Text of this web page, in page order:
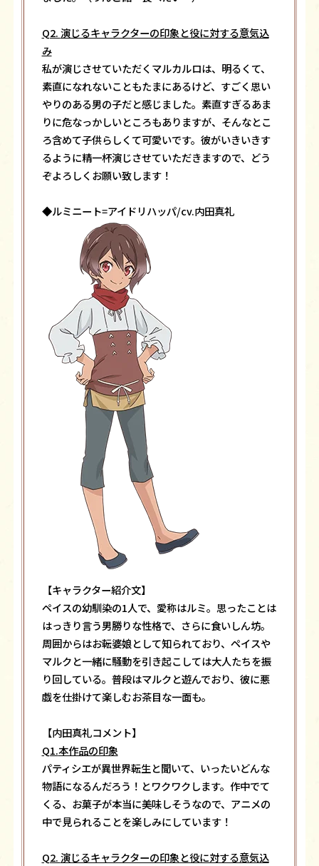
Q2.演じるキャラクターの印象と役に対する意気込
み
私が演じさせていただくマルカルロは、明るくて、
素直になれないこともたまにあるけど、すごく思い
やりのある男の子だと感じました。素直すぎるあま
りに危なっかしいところもありますが、そんなとこ
ろ含めて子供らしくて可愛いです。彼がいきいきす
るように精一杯演じさせていただきますので、どう
ぞよろしくお願い致します！
◆ルミニート=アイドリハッパ/cv.内田真礼
【キャラクター紹介文】
ペイスの幼馴染の1人で、愛称はルミ。思ったことは
はっきり言う男勝りな性格で、さらに食いしん坊。
周囲からはお転婆娘として知られており、ペイスや
マルクと一緒に騒動を引き起こしては大人たちを振
り回している。普段はマルクと遊んでおり、彼に悪
戯を仕掛けて楽しむお茶目な一面も。
【内田真礼コメント】
Q1.本作品の印象
パティシエが異世界転生と聞いて、いったいどんな
物語になるんだろう！とワクワクします。作中でて
くる、お菓子が本当に美味しそうなので、アニメの
中で見られることを楽しみにしています！
Q2.演じるキャラクターの印象と役に対する意気込